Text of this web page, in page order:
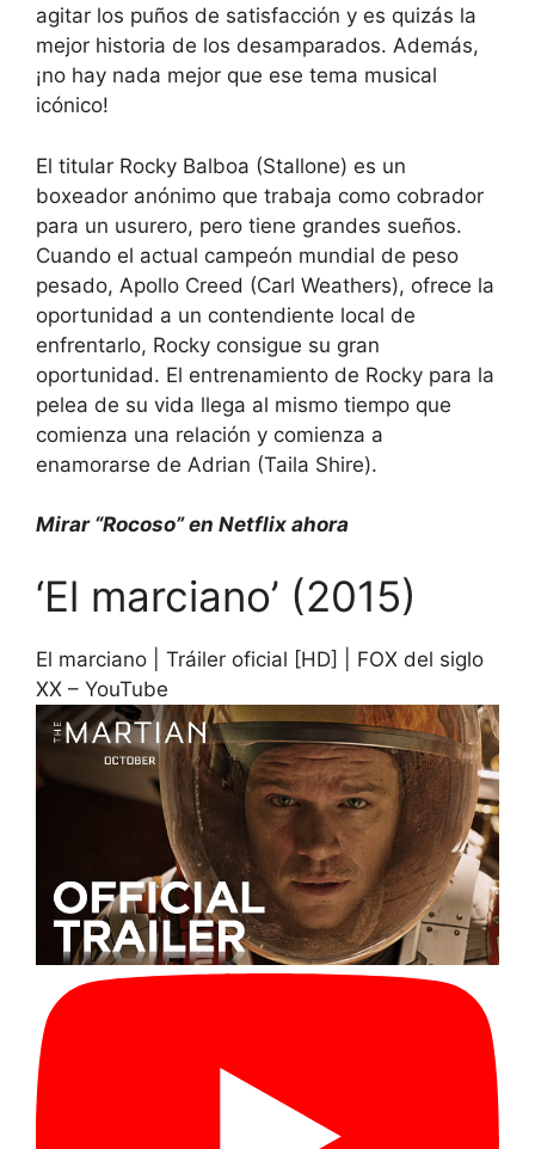
agitar los puños de satisfacción y es quizás la
mejor historia de los desamparados. Además,
¡no hay nada mejor que ese tema musical
icónico!
El titular Rocky Balboa (Stallone) es un
boxeador anónimo que trabaja como cobrador
para un usurero, pero tiene grandes sueños.
Cuando el actual campeón mundial de peso
pesado, Apollo Creed (Carl Weathers), ofrece la
oportunidad a un contendiente local de
enfrentarlo, Rocky consigue su gran
oportunidad. El entrenamiento de Rocky para la
pelea de su vida llega al mismo tiempo que
comienza una relación y comienza a
enamorarse de Adrian (Taila Shire).
Mirar “Rocoso” en Netflix ahora
‘El marciano’ (2015)
El marciano | Tráiler oficial [HD] | FOX del siglo
XX – YouTube